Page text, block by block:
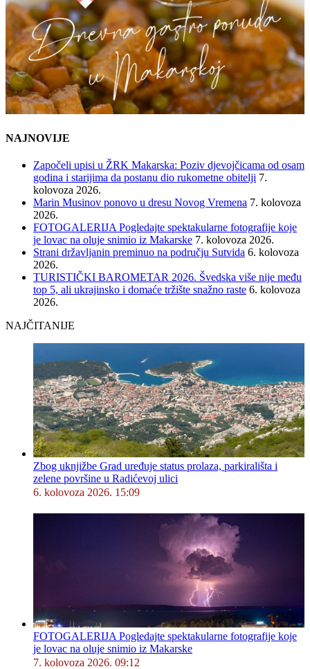
NAJNOVIJE
Započeli upisi u ŽRK Makarska: Poziv djevojčicama od osam
godina i starijima da postanu dio rukometne obitelji 7.
kolovoza 2026.
Marin Musinov ponovo u dresu Novog Vremena 7. kolovoza
2026.
FOTOGALERIJA Pogledajte spektakularne fotografije koje
je lovac na oluje snimio iz Makarske 7. kolovoza 2026.
Strani državljanin preminuo na području Sutvida 6. kolovoza
2026.
TURISTIČKI BAROMETAR 2026. Švedska više nije među
top 5, ali ukrajinsko i domaće tržište snažno raste 6. kolovoza
2026.
NAJČITANIJE
Zbog uknjižbe Grad uređuje status prolaza, parkirališta i
zelene površine u Radićevoj ulici
6. kolovoza 2026. 15:09
FOTOGALERIJA Pogledajte spektakularne fotografije koje
je lovac na oluje snimio iz Makarske
7. kolovoza 2026. 09:12